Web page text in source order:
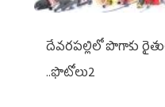
దేవరపల్లిలో పొగాకు
..ఫొటోలు2